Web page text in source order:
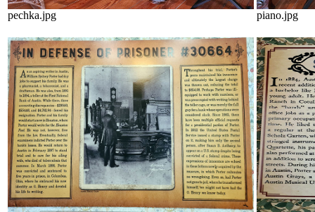
pechka.jpg piano.jpg